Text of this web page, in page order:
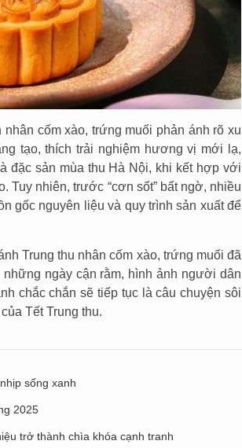
cốm xào, trứng muối phản ánh rõ xu
tạo, thích trải nghiệm hương vị mới lạ,
đặc sản mùa thu Hà Nội, khi kết hợp với
Tuy nhiên, trước “cơn sốt” bất ngờ, nhiều
gốc nguyên liệu và quy trình sản xuất để
Trung thu nhân cốm xào, trứng muối đã
ngày cận rằm, hình ảnh người dân
chắc chắn sẽ tiếp tục là câu chuyện sôi
Tết Trung thu.
sống xanh
2025
trở thành chìa khóa cạnh tranh